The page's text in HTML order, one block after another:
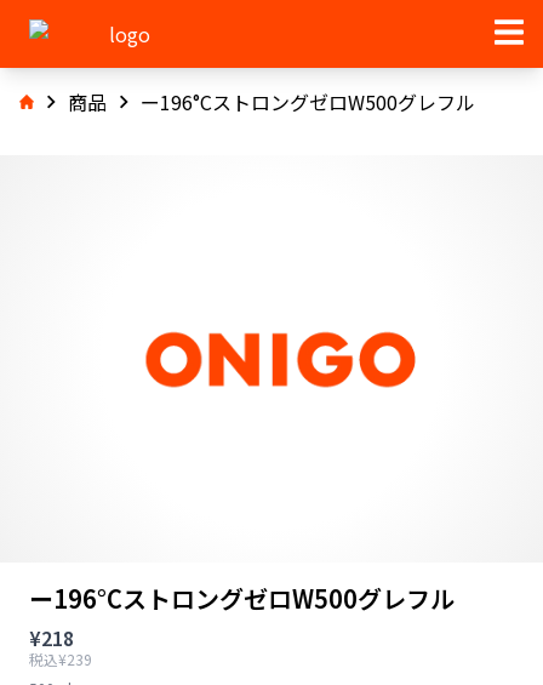
商品 ー196°CストロングゼロW500グレフル
ー196°CストロングゼロW500グレフル
¥218
税込¥239